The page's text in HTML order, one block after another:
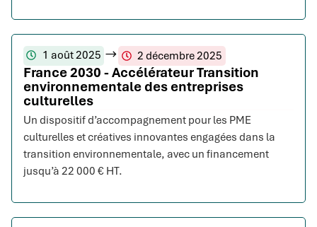
1 août 2025 2 décembre 2025
France 2030 - Accélérateur Transition
environnementale des entreprises
culturelles
Un dispositif d’accompagnement pour les PME
culturelles et créatives innovantes engagées dans la
transition environnementale, avec un financement
jusqu’à 22 000 € HT.